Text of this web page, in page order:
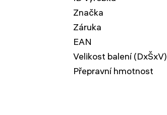
Značka
Záruka
EAN
Velikost balení (DxŠxV)
Přepravní hmotnost